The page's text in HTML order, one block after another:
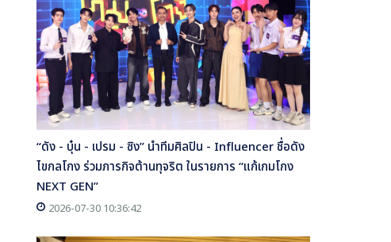
“ดัง - บุ๋น - เปรม - ซิง” นำทีมศิลปิน - Influencer ชื่อดัง
ไขกลโกง ร่วมภารกิจต้านทุจริต ในรายการ “แก้เกมโกง
NEXT GEN”
2026-07-30 10:36:42